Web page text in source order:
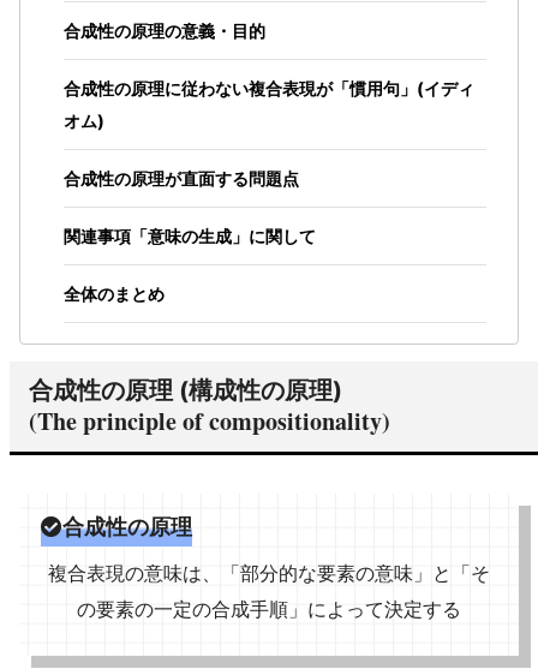
合成性の原理の意義・目的
合成性の原理に従わない複合表現が「慣用句」(イディ
オム)
合成性の原理が直面する問題点
関連事項「意味の生成」に関して
全体のまとめ
合成性の原理 (構成性の原理)
(The principle of compositionality)
合成性の原理
複合表現の意味は、「部分的な要素の意味」と「そ
の要素の一定の合成手順」によって決定する